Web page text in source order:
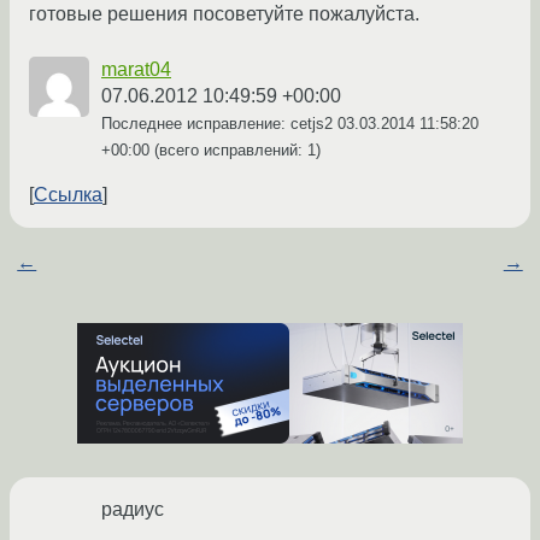
готовые решения посоветуйте пожалуйста.
marat04
07.06.2012 10:49:59 +00:00
Последнее исправление: cetjs2 03.03.2014 11:58:20
+00:00 (всего исправлений: 1)
Ссылка
← →
радиус